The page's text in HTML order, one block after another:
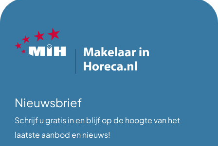
Nieuwsbrief
Schrijf u gratis in en blijf op de hoogte van het
laatste aanbod en nieuws!